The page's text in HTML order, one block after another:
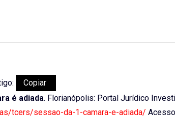
Copiar
é adiada. Florianópolis: Portal Jurídico
tcers/sessao-da-1-camara-e-adiada/